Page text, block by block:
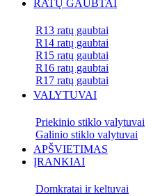
RATŲ GAUBTAI
R13 ratų gaubtai
R14 ratų gaubtai
R15 ratų gaubtai
R16 ratų gaubtai
R17 ratų gaubtai
VALYTUVAI
Priekinio stiklo valytuvai
Galinio stiklo valytuvai
APŠVIETIMAS
ĮRANKIAI
Domkratai ir keltuvai